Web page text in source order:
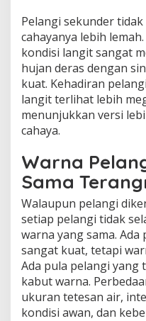
Pelangi sekunder
cahayanya lebih
kondisi langit sangat
hujan deras dengan
kuat. Kehadiran
langit terlihat lebih
menunjukkan versi
cahaya.
Warna
Sama
Walaupun pelangi
setiap pelangi tidak
warna yang sama.
sangat kuat, tetapi
Ada pula pelangi yang
kabut warna.
ukuran tetesan air,
kondisi awan, dan